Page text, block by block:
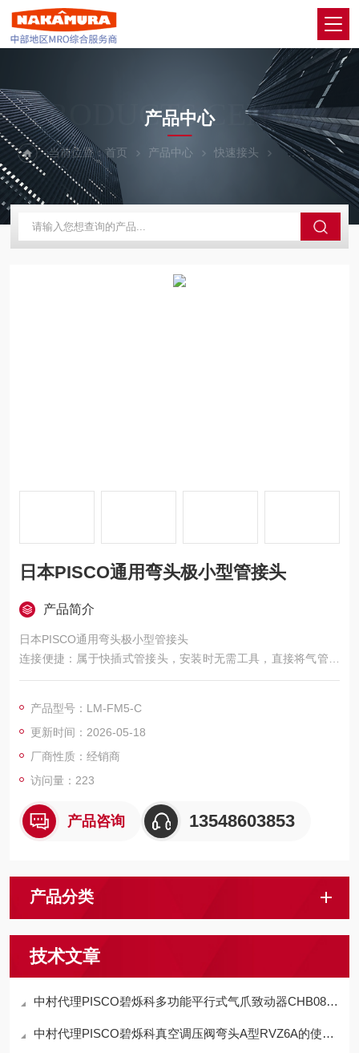
PRODUCTS CENTER
产品中心
当前位置：首页 产品中心 快速接头 PISCO碧烁科
日本PISCO通用弯头极小型管接头
产品简介
日本PISCO通用弯头极小型管接头
连接便捷：属于快插式管接头，安装时无需工具，直接将气管插
入接头就能完成连接，操作简便快捷，可有效提高工作效率，便
产品型号：LM-FM5-C
更新时间：2026-05-18
厂商性质：经销商
访问量：223
产品咨询 13548603853
产品分类
技术文章
中村代理PISCO碧烁科多功能平行式气爪致动器CHB08-D特点
中村代理PISCO碧烁科真空调压阀弯头A型RVZ6A的使用方法